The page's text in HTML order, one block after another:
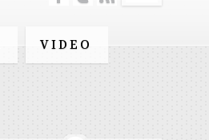
VIDEO